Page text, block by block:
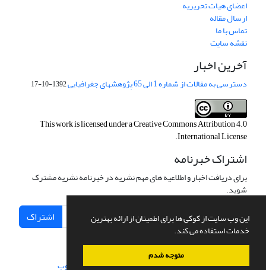
این وب سایت از کوکی ها برای اطمینان از ارائه بهترین
خدمات استفاده می کند.
متوجه شدم
اعضای هیات تحریریه
ارسال مقاله
تماس با ما
نقشه سایت
آخرین اخبار
دسترسی به مقالات از شماره 1 الی 65 پژوهشهای جغرافیایی 1392-10-17
This work is licensed under aCreative Commons Attribution 4.0
International License
.
اشتراک خبرنامه
برای دریافت اخبار و اطلاعیه های مهم نشریه در خبرنامه نشریه مشترک
شوید.
اشتراک
سامانه مدیریت نشریات علمی.طراحی و پیاده سازی از سیناوب